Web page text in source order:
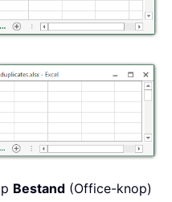
Bestand (Office-knop)